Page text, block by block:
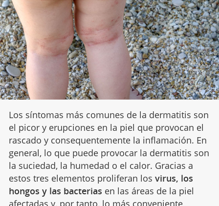
Los síntomas más comunes de la dermatitis son
el picor y erupciones en la piel que provocan el
rascado y consequentemente la inflamación. En
general, lo que puede provocar la dermatitis son
la suciedad, la humedad o el calor. Gracias a
estos tres elementos proliferan los virus, los
hongos y las bacterias en las áreas de la piel
afectadas y, por tanto, lo más conveniente